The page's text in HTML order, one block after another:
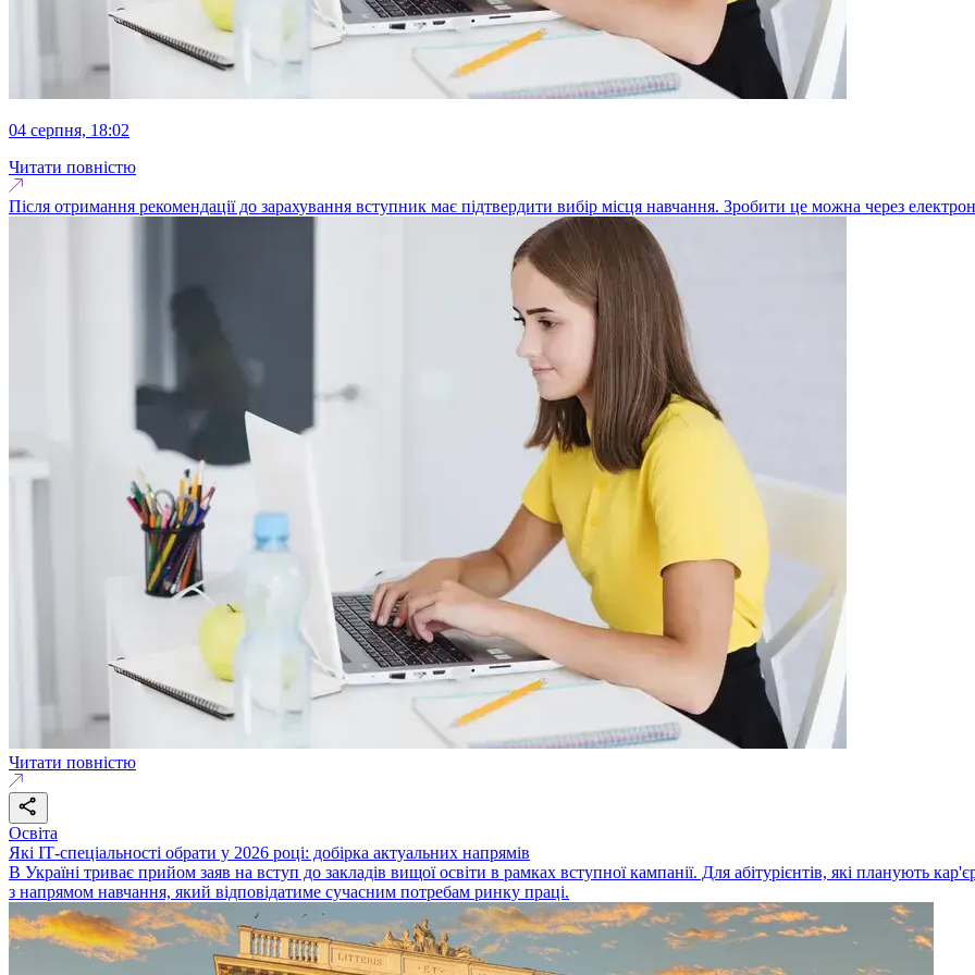
04 серпня, 18:02
Читати повністю
Після отримання рекомендації до зарахування вступник має підтвердити вибір місця навчання. Зробити це можна через
Читати повністю
Освіта
Які ІТ-спеціальності обрати у 2026 році: добірка актуальних напрямів
В Україні триває прийом заяв на вступ до закладів вищої освіти в рамках вступної кампанії. Для абітурієнтів, які планують
з напрямом навчання, який відповідатиме сучасним потребам ринку праці.